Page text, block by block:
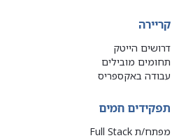
קריירה
דרושים הייטק
תחומים מובילים
עבודה באקספריס
תפקידים חמים
מפתח/ת Full Stack